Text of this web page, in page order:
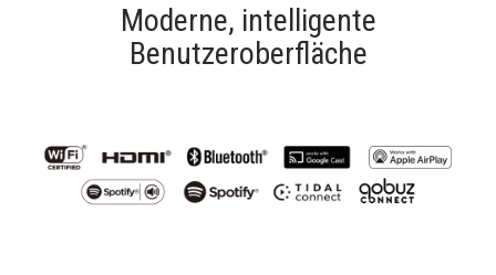
Moderne, intelligente
Benutzeroberfläche